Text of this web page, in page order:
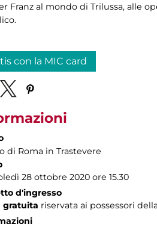
Franz al mondo di Trilussa, alle
con la MIC card
di Roma in Trastevere
28 ottobre 2020 ore 15.30
d'ingresso
gratuita riservata ai possessori